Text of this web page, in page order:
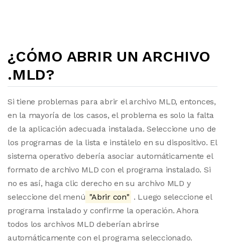
¿CÓMO ABRIR UN ARCHIVO
.MLD?
Si tiene problemas para abrir el archivo MLD, entonces,
en la mayoría de los casos, el problema es solo la falta
de la aplicación adecuada instalada. Seleccione uno de
los programas de la lista e instálelo en su dispositivo. El
sistema operativo debería asociar automáticamente el
formato de archivo MLD con el programa instalado. Si
no es así, haga clic derecho en su archivo MLD y
seleccione del menú "Abrir con" . Luego seleccione el
programa instalado y confirme la operación. Ahora
todos los archivos MLD deberían abrirse
automáticamente con el programa seleccionado.